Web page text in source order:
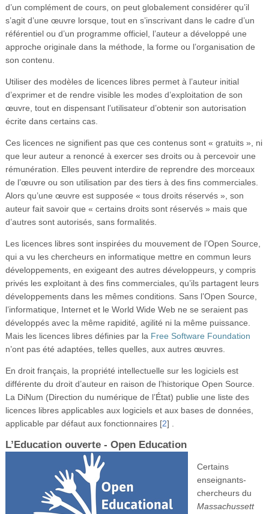
d’un complément de cours, on peut globalement considérer qu’il
s’agit d’une œuvre lorsque, tout en s’inscrivant dans le cadre d’un
référentiel ou d’un programme officiel, l’auteur a développé une
approche originale dans la méthode, la forme ou l’organisation de
son contenu.
Utiliser des modèles de licences libres permet à l’auteur initial
d’exprimer et de rendre visible les modes d’exploitation de son
œuvre, tout en dispensant l’utilisateur d’obtenir son autorisation
écrite dans certains cas.
Ces licences ne signifient pas que ces contenus sont « gratuits », ni
que leur auteur a renoncé à exercer ses droits ou à percevoir une
rémunération. Elles peuvent interdire de reprendre des morceaux
de l’œuvre ou son utilisation par des tiers à des fins commerciales.
Alors qu’une œuvre est supposée « tous droits réservés », son
auteur fait savoir que « certains droits sont réservés » mais que
d’autres sont autorisés, sans formalités.
Les licences libres sont inspirées du mouvement de l’Open Source,
qui a vu les chercheurs en informatique mettre en commun leurs
développements, en exigeant des autres développeurs, y compris
privés les exploitant à des fins commerciales, qu’ils partagent leurs
développements dans les mêmes conditions. Sans l’Open Source,
l’informatique, Internet et le World Wide Web ne se seraient pas
développés avec la même rapidité, agilité ni la même puissance.
Mais les licences libres définies par la Free Software Foundation
n’ont pas été adaptées, telles quelles, aux autres œuvres.
En droit français, la propriété intellectuelle sur les logiciels est
différente du droit d’auteur en raison de l’historique Open Source.
La DiNum (Direction du numérique de l’État) publie une liste des
licences libres applicables aux logiciels et aux bases de données,
applicable par défaut aux fonctionnaires[2]
L’Education ouverte - Open Education
Certains
enseignants-
chercheurs du
Massachussett